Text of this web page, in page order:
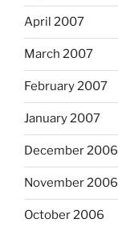
April 2007
March 2007
February 2007
January 2007
December 2006
November 2006
October 2006